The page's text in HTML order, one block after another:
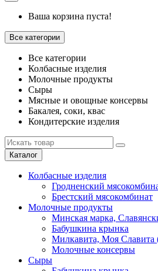
Ваша корзина пуста!
Все категории
Все категории
Колбасные изделия
Молочные продукты
Сыры
Мясные и овощные консервы
Бакалея, соки, квас
Кондитерские изделия
Каталог
Колбасные изделия
Гродненский
Брестский мясокомбинат
Молочные продукты
Минская марка,
Бабушкина крынка
Милкавита, Моя Славита
Молочные консервы
Сыры